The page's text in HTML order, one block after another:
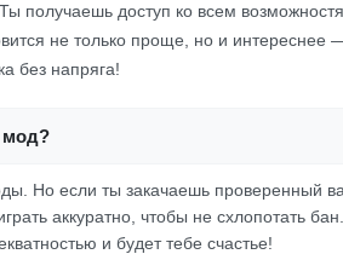
получаешь доступ ко всем
не только проще, но и интереснее
без напряга!
мод?
Но если ты закачаешь проверенный
аккуратно, чтобы не схлопотать
и будет тебе счастье!